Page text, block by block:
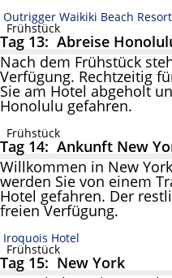
Outrigger Waikiki Beach Resort
Frühstück
Tag 13: Abreise
Nach dem Frühstück
Verfügung. Rechtzeitig
Sie am Hotel abgeholt
Honolulu gefahren.
Frühstück
Tag 14: Ankunft New
Willkommen in New
werden Sie von einem
Hotel gefahren. Der
freien Verfügung.
Iroquois Hotel
Frühstück
Tag 15: New York